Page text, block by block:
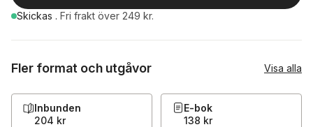
Skickas . Fri frakt över 249 kr.
Fler format och utgåvor Visa alla
Inbunden
204 kr
E-bok
138 kr